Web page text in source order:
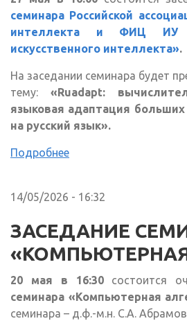
семинара Российской
интеллекта и ФИЦ ИУ
искусственного интеллекта».
На заседании семинара будет
тему: «Ruadapt:
языковая адаптация
на русский язык».
Подробнее
14/05/2026 - 16:32
ЗАСЕДАНИЕ
20 мая в 16:30состоится
семинара «Компьютерная
семинара – д.ф.-м.н. С.А.